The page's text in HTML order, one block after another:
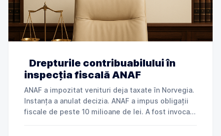
Drepturile contribuabilului în
inspecția fiscală ANAF
ANAF a impozitat venituri deja taxate în Norvegia.
Instanța a anulat decizia. ANAF a impus obligații
fiscale de peste 10 milioane de lei. A fost invocată